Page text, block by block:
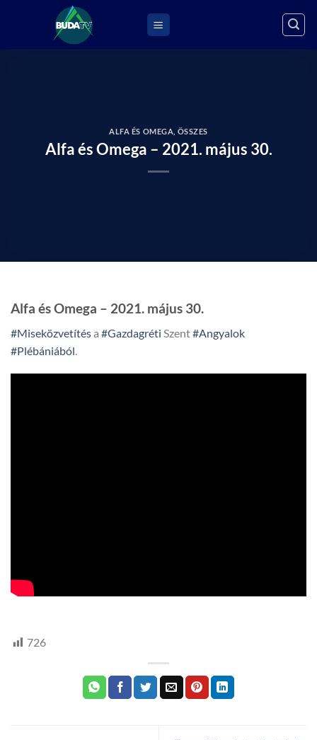
ALFA ÉS OMEGA ÖSSZES
Alfa és Omega – 2021. május 30.
Alfa és Omega – 2021. május 30.
#Miseközvetítésa #Gazdagréti Szent#Angyalok
#Plébániából
726